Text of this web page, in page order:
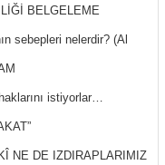
BELGELEME
sebepleri nelerdir? (Al
istiyorlar…
NE DE IZDIRAPLARIMIZ